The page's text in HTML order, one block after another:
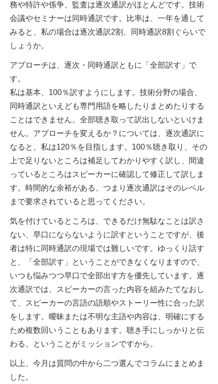
務や特許や係争、監査は逐次通訳がほとんどです。技術
会議やセミナーは同時通訳です。比率は、一年を通して
みると、私の場合は逐次通訳2割、同時通訳8割ぐらいで
しょうか。
アプローチは、逐次・同時通訳ともに「全部訳す」で
す。
私は基本、100％訳すようにします。技術分野の場合、
同時通訳といえども専門用語を略したりまとめたりする
ことはできません。全部聴き取って訳出しないといけま
せん。アプローチを変えるか？については、逐次通訳に
なると、私は120％を目指します。100％聴き取り、その
上で足りないところは補足してわかりやすく訳し、間違
っているところはスピーカーに確認して修正して訳しま
す。時間的な余裕がある、つまり逐次通訳はそのレベル
まで要求されていると思ってください。
気を付けているところは、できるだけ無駄なことは訳さ
ない、早口にならないように訳すということですが、後
者は特に同時通訳の現場では難しいです。ゆっくり話す
と、「全部訳す」ということができなくなりますので、
いつも悩みつつ早口で全部出す方を優先しています。逐
次通訳では、スピーカーの言った内容を組みたてなおし
て、スピーカーの言語の語順やストーリー性に合った訳
をします。曖昧または不明な主語や内容は、明確にする
ため複数回いうこともあります。聴き手にしっかりと伝
わる、ということがミッションですから。
以上、今月は質問の中から二つ選んでコラムにまとめま
した。